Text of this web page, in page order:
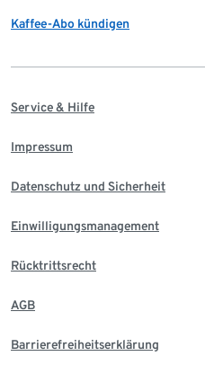
Kaffee-Abo kündigen
Service & Hilfe
Impressum
Datenschutz und Sicherheit
Einwilligungsmanagement
Rücktrittsrecht
AGB
Barrierefreiheitserklärung